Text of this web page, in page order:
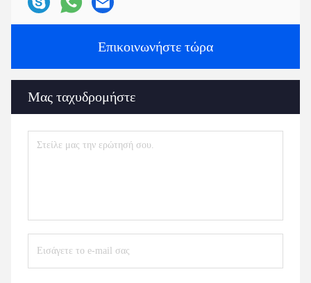
Επικοινωνήστε τώρα
Μας ταχυδρομήστε